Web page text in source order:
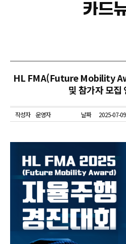
카드
HL FMA(Future Mobility
및 참가자 모집
작성자 운영자 날짜 2025-07-09